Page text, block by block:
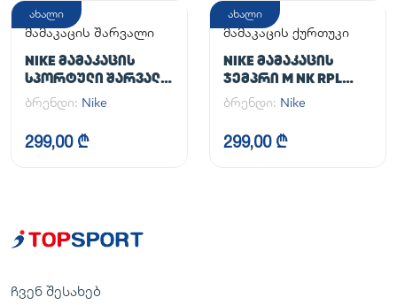
ახალი
მამაკაცის შარვალი
NIKE ᲛᲐᲛᲐᲙᲐᲪᲘᲡ
ᲡᲞᲝᲠᲢᲣᲚᲘ ᲨᲐᲠᲕᲐᲚᲘ
M NK DF UNLIMITED
PANT TPR
ბრენდი: Nike
299,00 ₾
ახალი
მამაკაცის ქურთუკი
NIKE ᲛᲐᲛᲐᲙᲐᲪᲘᲡ
ᲯᲔᲛᲞᲠᲘ M NK RPL
UNLIMITED JKT
ბრენდი: Nike
299,00 ₾
ჩვენ შესახებ